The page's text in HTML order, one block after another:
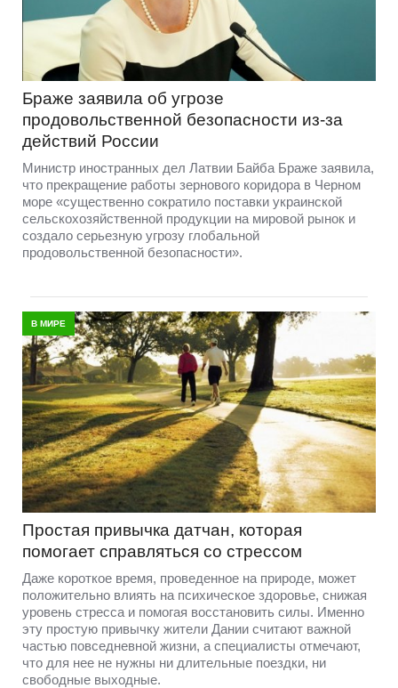
Браже заявила об угрозе
продовольственной безопасности из-за
действий России
Министр иностранных дел Латвии Байба Браже заявила,
что прекращение работы зернового коридора в Черном
море «существенно сократило поставки украинской
сельскохозяйственной продукции на мировой рынок и
создало серьезную угрозу глобальной
продовольственной безопасности».
В МИРЕ
Простая привычка датчан, которая
помогает справляться со стрессом
Даже короткое время, проведенное на природе, может
положительно влиять на психическое здоровье, снижая
уровень стресса и помогая восстановить силы. Именно
эту простую привычку жители Дании считают важной
частью повседневной жизни, а специалисты отмечают,
что для нее не нужны ни длительные поездки, ни
свободные выходные.